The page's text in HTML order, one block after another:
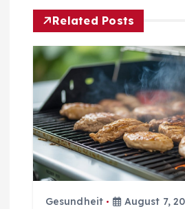
r
a
g
s
n
a
Related Posts
Gesundheit August 7,